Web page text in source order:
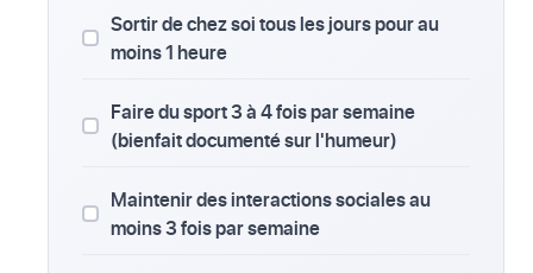
Sortir de chez soi tous les jours pour au
moins 1 heure
Faire du sport 3 à 4 fois par semaine
(bienfait documenté sur l'humeur)
Maintenir des interactions sociales au
moins 3 fois par semaine